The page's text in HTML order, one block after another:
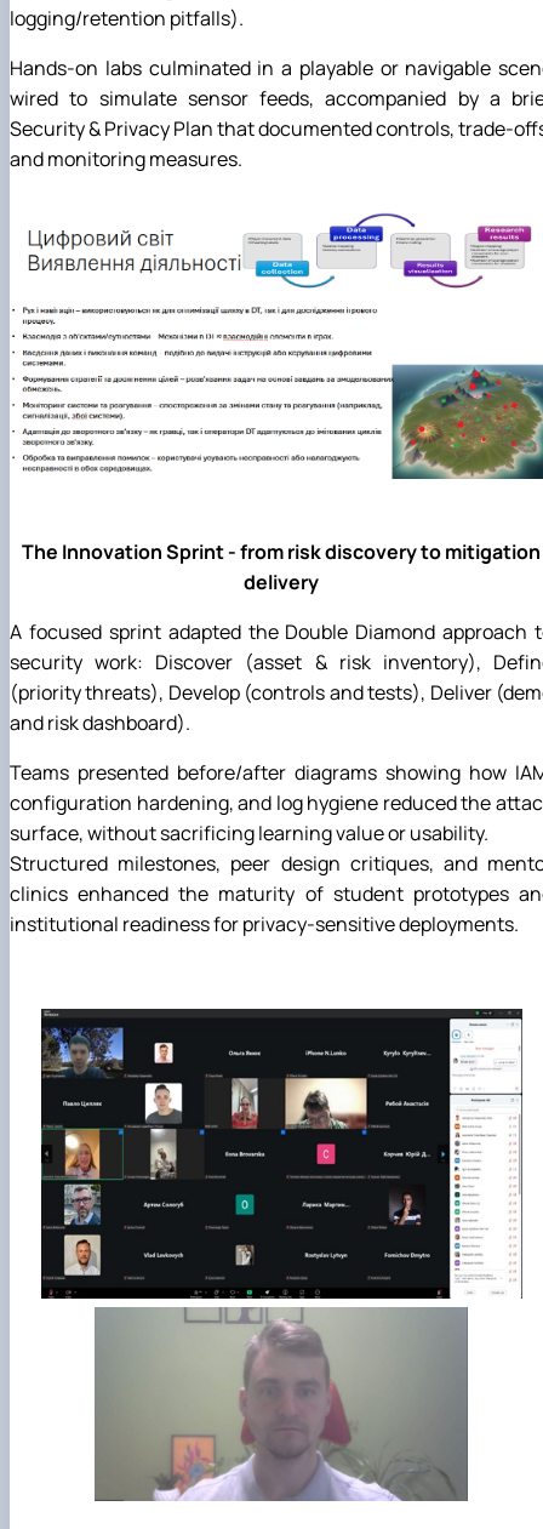
Mentoring of master's students of the ONP
Agroengineering in June
Successful certification of master's
in the specialty 208 "Agricultur…
Students’ and teachers’ success in COPILOT
course "Robotic systems in sustainab…
Digital Twins Open Lecture
3D Visualization and Urban Design lecture
Future engineers completed AI-referred
within the COPILOT project
Modern Applications and Services Practical
logging/retention pitfalls).
Hands-on labs culminated in a playable or navigable
wired to simulate sensor feeds, accompanied by a
Security & Privacy Plan that documented controls, trade-
and monitoring measures.
The Innovation Sprint - from risk discovery to mitigation
delivery
A focused sprint adapted the Double Diamond approach
security work: Discover (asset & risk inventory),
(priority threats), Develop (controls and tests), Deliver
and risk dashboard).
Teams presented before/after diagrams showing how
configuration hardening, and log hygiene reduced the
surface, without sacrificing learning value or usability.
Structured milestones, peer design critiques, and
clinics enhanced the maturity of student prototypes
institutional readiness for privacy-sensitive deployments.